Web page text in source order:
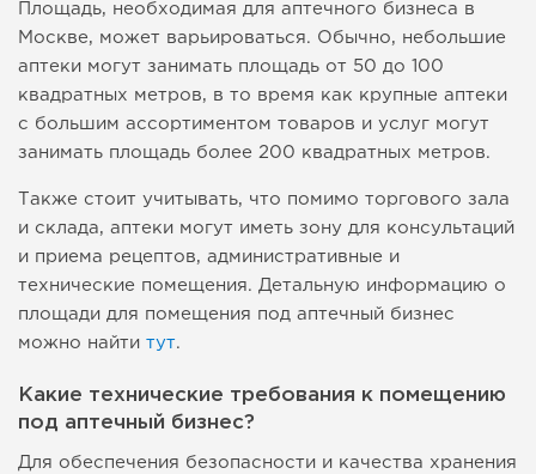
Площадь, необходимая для аптечного бизнеса в
Москве, может варьироваться. Обычно, небольшие
аптеки могут занимать площадь от 50 до 100
квадратных метров, в то время как крупные аптеки
с большим ассортиментом товаров и услуг могут
занимать площадь более 200 квадратных метров.
Также стоит учитывать, что помимо торгового зала
и склада, аптеки могут иметь зону для консультаций
и приема рецептов, административные и
технические помещения. Детальную информацию о
площади для помещения под аптечный бизнес
можно найти тут.
Какие технические требования к помещению
под аптечный бизнес?
Для обеспечения безопасности и качества хранения